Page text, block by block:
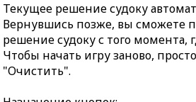
Текущее решение судоку
Вернувшись позже, вы сможете
решение судоку с того момента,
Чтобы начать игру заново,
"Очистить".